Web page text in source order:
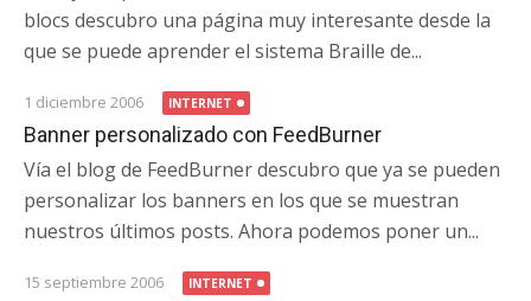
blocs descubro una página muy interesante desde la
que se puede aprender el sistema Braille de...
1 diciembre 2006 INTERNET
Banner personalizado con FeedBurner
Vía el blog de FeedBurner descubro que ya se pueden
personalizar los banners en los que se muestran
nuestros últimos posts. Ahora podemos poner un...
15 septiembre 2006 INTERNET